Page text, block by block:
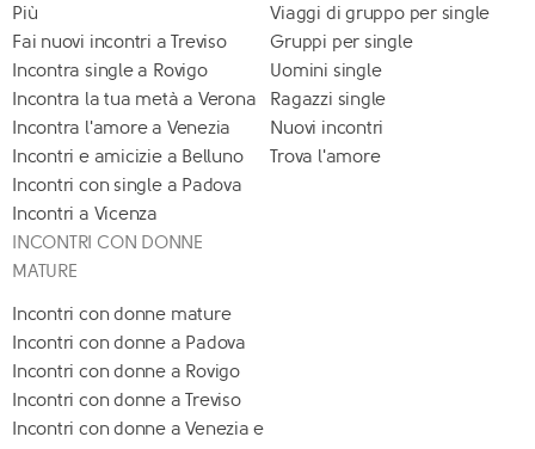
Più
Fai nuovi incontri a Treviso
Incontra single a Rovigo
Incontra la tua metà a Verona
Incontra l'amore a Venezia
Incontri e amicizie a Belluno
Incontri con single a Padova
Incontri a Vicenza
Viaggi di gruppo per single
Gruppi per single
Uomini single
Ragazzi single
Nuovi incontri
Trova l'amore
INCONTRI CON DONNE
MATURE
Incontri con donne mature
Incontri con donne a Padova
Incontri con donne a Rovigo
Incontri con donne a Treviso
Incontri con donne a Venezia e